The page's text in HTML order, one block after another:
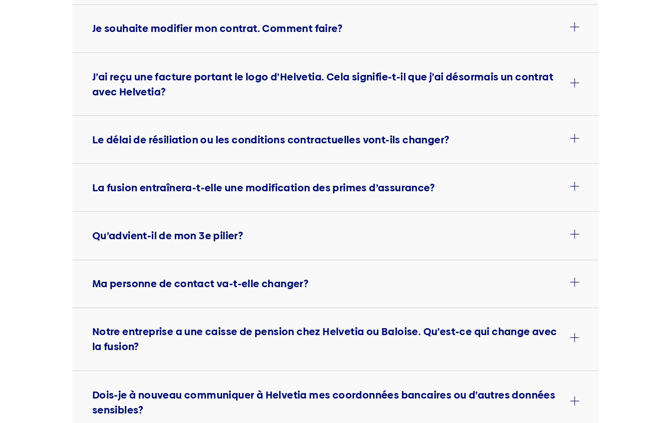
Je souhaite modifier mon contrat. Comment faire?
J’ai reçu une facture portant le logo d’Helvetia. Cela signifie-t-il que j’ai désormais un contrat
avec Helvetia?
Le délai de résiliation ou les conditions contractuelles vont-ils changer?
La fusion entraînera-t-elle une modification des primes d’assurance?
Qu’advient-il de mon 3e pilier?
Ma personne de contact va-t-elle changer?
Notre entreprise a une caisse de pension chez Helvetia ou Baloise. Qu’est-ce qui change avec
la fusion?
Dois-je à nouveau communiquer à Helvetia mes coordonnées bancaires ou d’autres données
sensibles?